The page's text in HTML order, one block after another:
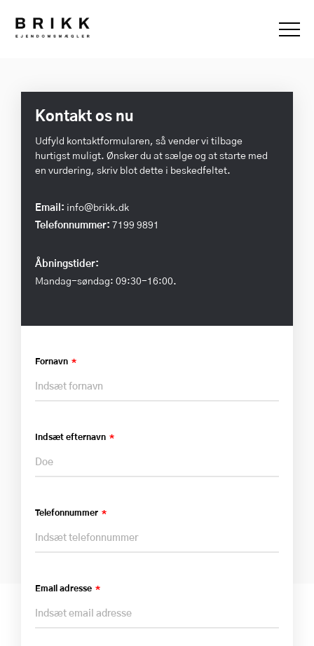
Kontakt os nu
Udfyld kontaktformularen, så vender vi tilbage
hurtigst muligt. Ønsker du at sælge og at starte med
en vurdering, skriv blot dette i beskedfeltet.
Email: info@brikk.dk
Telefonnummer: 7199 9891
Åbningstider:
Mandag-søndag: 09:30-16:00.
Fornavn
Indsæt efternavn
Telefonnummer
Email adresse